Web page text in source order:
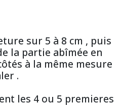
sur 5 à 8 cm , puis
la partie abîmée en
à la même mesure
.
les 4 ou 5 premieres